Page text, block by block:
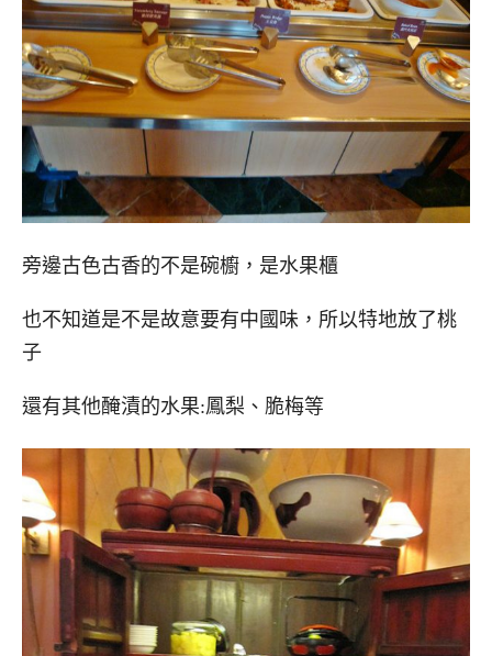
旁邊古色古香的不是碗櫥，是水果櫃
也不知道是不是故意要有中國味，所以特地放了桃
子
還有其他醃漬的水果:鳳梨、脆梅等